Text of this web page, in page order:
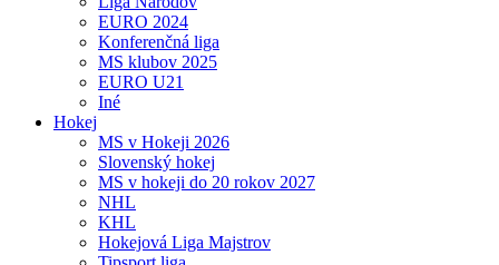
EURO 2024
Konferenčná liga
MS klubov 2025
EURO U21
Iné
Hokej
MS v Hokeji 2026
Slovenský hokej
MS v hokeji do 20 rokov 2027
NHL
KHL
Hokejová Liga Majstrov